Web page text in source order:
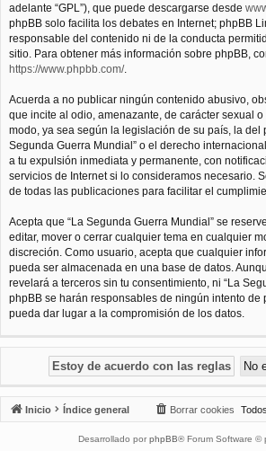
adelante “GPL”), que puede descargarse desde
phpBB solo facilita los debates en Internet; phpBB
responsable del contenido ni de la conducta
sitio. Para obtener más información sobre phpBB,
https://www.phpbb.com/.
Acuerda a no publicar ningún contenido abusivo,
que incite al odio, amenazante, de carácter sexual
modo, ya sea según la legislación de su país, la del
Segunda Guerra Mundial” o el derecho
a tu expulsión inmediata y permanente, con
servicios de Internet si lo consideramos necesario.
de todas las publicaciones para facilitar el
Acepta que “La Segunda Guerra Mundial” se
editar, mover o cerrar cualquier tema en cualquier
discreción. Como usuario, acepta que cualquier
pueda ser almacenada en una base de datos.
revelará a terceros sin tu consentimiento, ni “La
phpBB se harán responsables de ningún intento de
pueda dar lugar a la compromisión de los datos.
Inicio Índice general Borrar cookies
Desarrollado por phpBB® Forum Software ©